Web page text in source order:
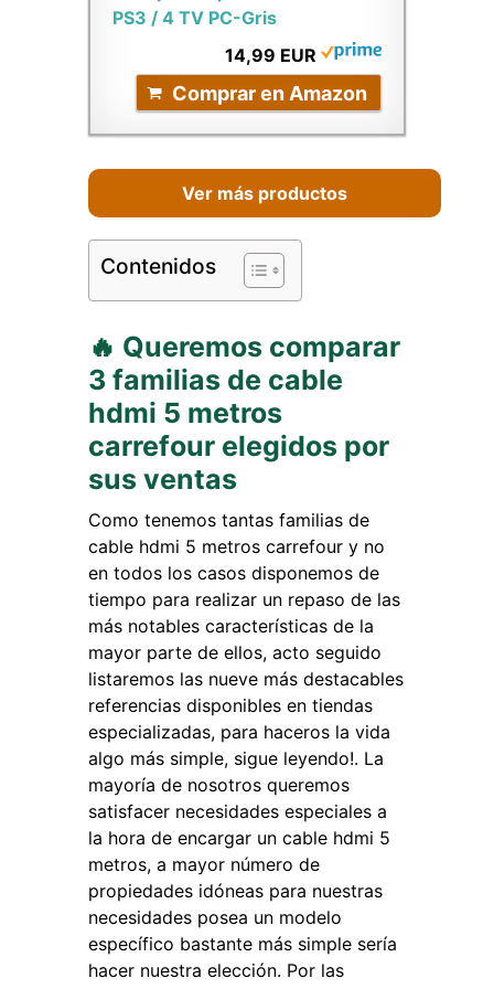
PS3 / 4 TV PC-Gris
14,99 EUR
Comprar en Amazon
Ver más productos
Contenidos
🔥 Queremos comparar
3 familias de cable
hdmi 5 metros
carrefour elegidos por
sus ventas
Como tenemos tantas familias de
cable hdmi 5 metros carrefour y no
en todos los casos disponemos de
tiempo para realizar un repaso de las
más notables características de la
mayor parte de ellos, acto seguido
listaremos las nueve más destacables
referencias disponibles en tiendas
especializadas, para haceros la vida
algo más simple, sigue leyendo!. La
mayoría de nosotros queremos
satisfacer necesidades especiales a
la hora de encargar un cable hdmi 5
metros, a mayor número de
propiedades idóneas para nuestras
necesidades posea un modelo
específico bastante más simple sería
hacer nuestra elección. Por las